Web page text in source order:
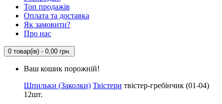
Топ продажів
Оплата та доставка
Як замовити?
Про нас
0 товар(ів) - 0,00 грн.
Ваш кошик порожній!
Шпильки (Заколки) Твістери твістер-гребінчик (01-04)
12шт.